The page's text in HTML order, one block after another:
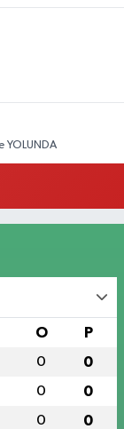
YOLUNDA
O P
0 0
0 0
0 0